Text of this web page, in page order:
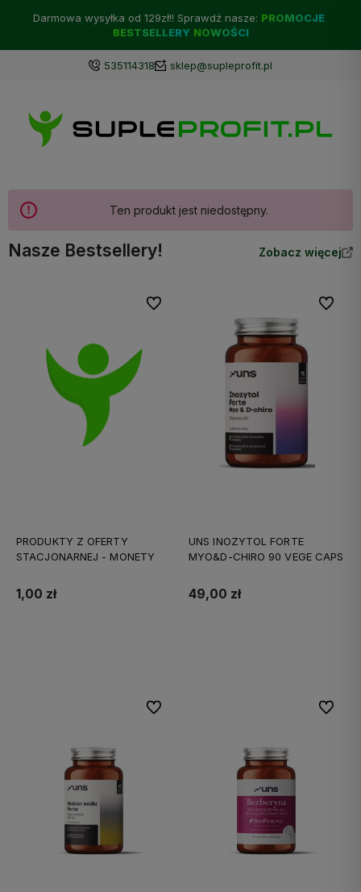
Darmowa wysyłka od 129zł!! Sprawdź nasze: PROMOCJE
BESTSELLERY NOWOŚCI
535114318 sklep@supleprofit.pl
Ten produkt jest niedostępny.
Nasze Bestsellery! Zobacz więcej
PRODUKTY Z OFERTY
STACJONARNEJ - MONETY
1,00 zł
Do ulubionych
UNS INOZYTOL FORTE
MYO&D-CHIRO 90 VEGE CAPS
49,00 zł
Do
Do ulubionych Do